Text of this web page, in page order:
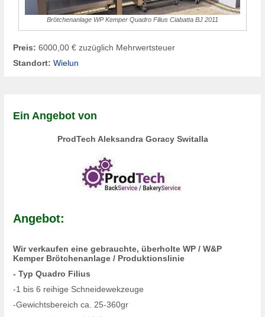
Brötchenanlage WP Kemper Quadro Filius Ciabatta BJ 2011
Preis: 6000,00 € zuzüglich Mehrwertsteuer
Standort: Wielun
Ein Angebot von
ProdTech Aleksandra Goracy Switalla
Angebot:
Wir verkaufen eine gebrauchte, überholte WP / W&P
Kemper Brötchenanlage / Produktionslinie
- Typ Quadro Filius
-1 bis 6 reihige Schneidewekzeuge
-Gewichtsbereich ca. 25-360gr